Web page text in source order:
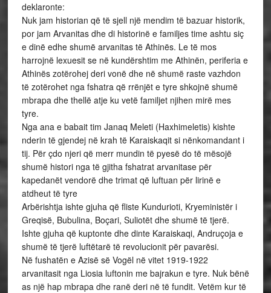
deklaronte:
Nuk jam historian që të sjell një mendim të bazuar historik,
por jam Arvanitas dhe di historinë e familjes time ashtu siç
e dinë edhe shumë arvanitas të Athinës. Le të mos
harrojnë lexuesit se në kundërshtim me Athinën, periferia e
Athinës zotërohej deri vonë dhe në shumë raste vazhdon
të zotërohet nga fshatra që rrënjët e tyre shkojnë shumë
mbrapa dhe thellë atje ku vetë familjet njihen mirë mes
tyre.
Nga ana e babait tim Janaq Meleti (Haxhimeletis) kishte
nderin të gjendej në krah të Karaiskaqit si nënkomandant i
tij. Për çdo njeri që merr mundin të pyesë do të mësojë
shumë histori nga të gjitha fshatrat arvanitase për
kapedanët vendorë dhe trimat që luftuan për lirinë e
atdheut të tyre
Arbërishtja ishte gjuha që fliste Kundurioti, Kryeministër i
Greqisë, Bubulina, Boçari, Suliotët dhe shumë të tjerë.
Ishte gjuha që kuptonte dhe dinte Karaiskaqi, Andruçoja e
shumë të tjerë luftëtarë të revolucionit për pavarësi.
Në fushatën e Azisë së Vogël në vitet 1919-1922
arvanitasit nga Liosia luftonin me bajrakun e tyre. Nuk bënë
as një hap mbrapa dhe ranë deri në të fundit. Vetëm kur të